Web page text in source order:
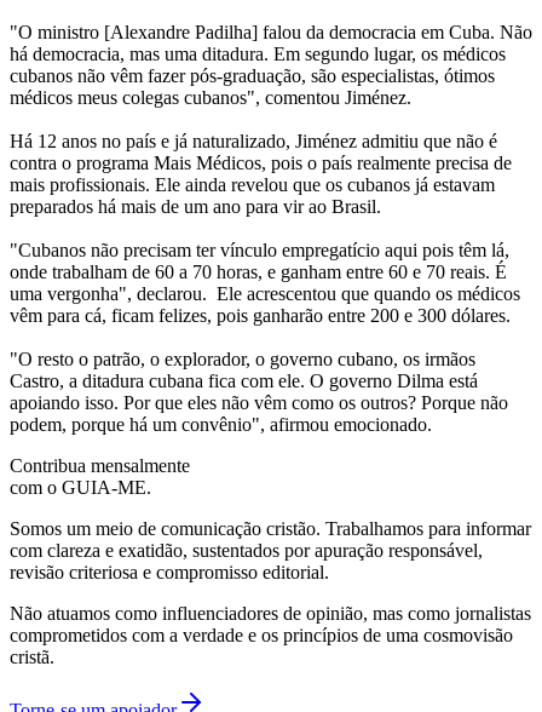
"O ministro [Alexandre Padilha] falou da democracia em Cuba. Não
há democracia, mas uma ditadura. Em segundo lugar, os médicos
cubanos não vêm fazer pós-graduação, são especialistas, ótimos
médicos meus colegas cubanos", comentou Jiménez.
Há 12 anos no país e já naturalizado, Jiménez admitiu que não é
contra o programa Mais Médicos, pois o país realmente precisa de
mais profissionais. Ele ainda revelou que os cubanos já estavam
preparados há mais de um ano para vir ao Brasil.
"Cubanos não precisam ter vínculo empregatício aqui pois têm lá,
onde trabalham de 60 a 70 horas, e ganham entre 60 e 70 reais. É
uma vergonha", declarou. Ele acrescentou que quando os médicos
vêm para cá, ficam felizes, pois ganharão entre 200 e 300 dólares.
"O resto o patrão, o explorador, o governo cubano, os irmãos
Castro, a ditadura cubana fica com ele. O governo Dilma está
apoiando isso. Por que eles não vêm como os outros? Porque não
podem, porque há um convênio", afirmou emocionado.
Contribua mensalmente
com o GUIA-ME.
Somos um meio de comunicação cristão. Trabalhamos para informar
com clareza e exatidão, sustentados por apuração responsável,
revisão criteriosa e compromisso editorial.
Não atuamos como influenciadores de opinião, mas como jornalistas
comprometidos com a verdade e os princípios de uma cosmovisão
cristã.